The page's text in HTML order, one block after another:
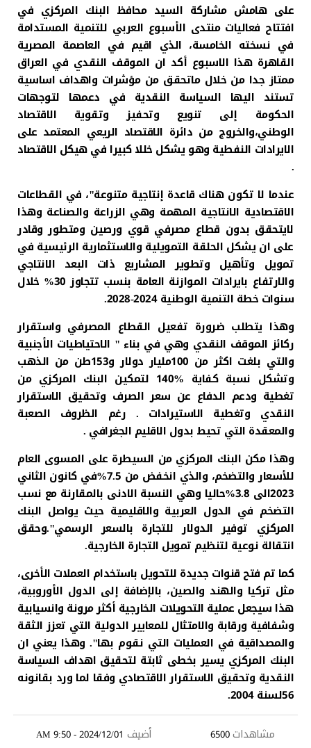
على هامش مشاركة السيد محافظ البنك المركزي في
افتتاح فعاليات منتدى الأسبوع العربي للتنمية المستدامة
في نسخته الخامسة، الذي اقيم في العاصمة المصرية
القاهرة هذا الاسبوع أكد ان الموقف النقدي في العراق
ممتاز جدا من خلال ماتحقق من مؤشرات واهداف اساسية
تستند اليها السياسة النقدية في دعمها لتوجهات
الحكومة إلى تنويع وتحفيز وتقوية الاقتصاد
الوطني،والخروج من دائرة الاقتصاد الريعي المعتمد على
الايرادات النفطية وهو يشكل خللا كبيرا في هيكل الاقتصاد
.
عندما لا تكون هناك قاعدة إنتاجية متنوعة"، في القطاعات
الاقتصادية الانتاجية المهمة وهي الزراعة والصناعة وهذا
لايتحقق بدون قطاع مصرفي قوي ورصين ومتطور وقادر
على ان يشكل الحلقة التمويلية والاستثمارية الرئيسية في
تمويل وتأهيل وتطوير المشاريع ذات البعد الانتاجي
والارتفاع بايرادات الموازنة العامة بنسب تتجاوز 30% خلال
سنوات خطة التنمية الوطنية 2024-2028.
وهذا يتطلب ضرورة تفعيل القطاع المصرفي واستقرار
ركائز الموقف النقدي وهي في بناء " الاحتياطيات الأجنبية
والتي بلغت اكثر من 100مليار دولار و153طن من الذهب
وتشكل نسبة كفاية %140 لتمكين البنك المركزي من
تغطية ودعم الدفاع عن سعر الصرف وتحقيق الاستقرار
النقدي وتغطية الاستيرادات . رغم الظروف الصعبة
والمعقدة التي تحيط بدول الاقليم الجغرافي .
وهذا مكن البنك المركزي من السيطرة على المسوى العام
للأسعار والتضخم، والذي انخفض من 7.5%في كانون الثاني
2023الى 3.8%حاليا وهي النسبة الادنى بالمقارنة مع نسب
التضخم في الدول العربية والاقليمية حيث يواصل البنك
المركزي توفير الدولار للتجارة بالسعر الرسمي".وحقق
انتقالة نوعية لتنظيم تمويل التجارة الخارجية.
كما تم فتح قنوات جديدة للتحويل باستخدام العملات الأخرى،
مثل تركيا والهند والصين، بالإضافة إلى الدول الأوروبية،
هذا سيجعل عملية التحويلات الخارجية أكثر مرونة وانسيابية
وشفافية ورقابة والامتثال للمعايير الدولية التي تعزز الثقة
والمصداقية في العمليات التي نقوم بها". وهذا يعني ان
البنك المركزي يسير بخطى ثابتة لتحقيق اهداف السياسة
النقدية وتحقيق الاستقرار الاقتصادي وفقا لما ورد بقانونه
56لسنة 2004.
مشاهدات6500 أضيف 2024/12/01 - 9:50 AM